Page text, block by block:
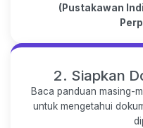
(Pustakawan
2. Siapkan
Baca panduan masing-
untuk mengetahui